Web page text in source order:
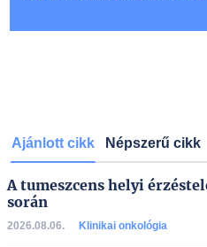
Ajánlott cikk Népszerű cikk
A tumeszcens helyi
során
2026.08.06. Klinikai onkológia